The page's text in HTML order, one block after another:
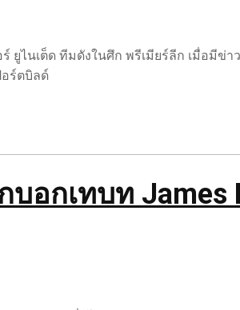
ไนเต็ด ทีมดังในศึก พรีเมียร์ลีก เมื่อมีข่
ร์ตบิลด์
บอกเทบท